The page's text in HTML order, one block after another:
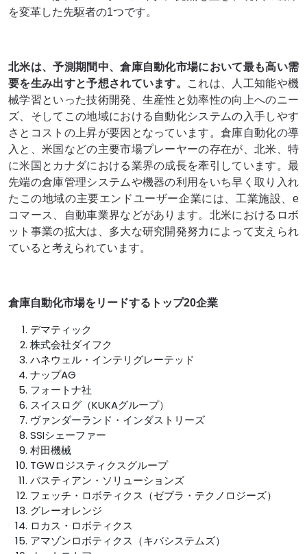
を変革した先駆者の1つです。
北米は、予測期間中、倉庫自動化市場において最も高い需
要を生み出すと予想されています。
これは、人工知能や機
械学習といった技術開発、生産性と効率性の向上へのニー
ズ、そしてこの地域における自動化システムの入手しやす
さとコストの上昇が要因となっています。倉庫自動化の導
入と、米国などの主要市場プレーヤーの存在が、北米、特
に米国とカナダにおける業界の成長を牽引しています。最
先端の倉庫管理システムや機器の利用をいち早く取り入れ
たこの地域の主要エンドユーザー企業には、工業施設、e
コマース、自動車業界などがあります。北米におけるロボ
ット事業の拡大は、多大な研究開発努力によって支えられ
ていると考えられています。
倉庫自動化市場をリードするトップ20企業
デマティック
株式会社ダイフク
ハネウェル・インテリグレーテッド
ナップAG
フォートナ社
スイスログ（KUKAグループ）
ヴァンダーランド・インダストリーズ
SSIシェーファー
村田機械
TGWロジスティクスグループ
バスティアン・ソリューションズ
フェッチ・ロボティクス（ゼブラ・テクノロジーズ）
グレーオレンジ
ロカス・ロボティクス
アマゾンロボティクス（キバシステムズ）